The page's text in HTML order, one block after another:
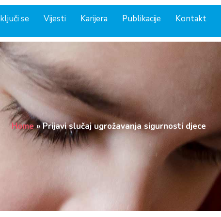
se Vijesti Karijera Publikacije Kontakt
Home»Prijavi slučaj ugrožavanja sigurnosti djece